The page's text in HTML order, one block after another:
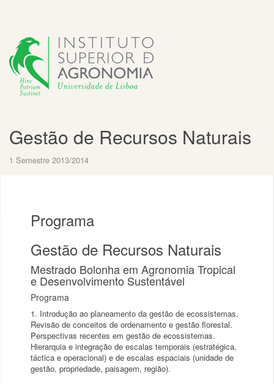
Gestão de Recursos Naturais
1 Semestre 2013/2014
Programa
Gestão de Recursos Naturais
Mestrado Bolonha em Agronomia Tropical
e Desenvolvimento Sustentável
Programa
1. Introdução ao planeamento da gestão de ecossistemas.
Revisão de conceitos de ordenamento e gestão florestal.
Perspectivas recentes em gestão de ecossistemas.
Hierarquia e integração de escalas temporais (estratégica,
táctica e operacional) e de escalas espaciais (unidade de
gestão, propriedade, paisagem, região).